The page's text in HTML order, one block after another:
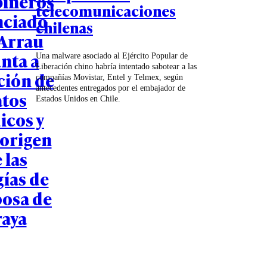
a
de
y
las
de
de
telecomunicaciones
chilenas
Una malware asociado al Ejército Popular de
Liberación chino habría intentado sabotear a las
compañías Movistar, Entel y Telmex, según
antecedentes entregados por el embajador de
Estados Unidos en Chile.